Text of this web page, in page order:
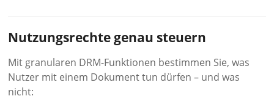
Nutzungsrechte genau steuern
Mit granularen DRM-Funktionen bestimmen Sie, was
Nutzer mit einem Dokument tun dürfen – und was
nicht: